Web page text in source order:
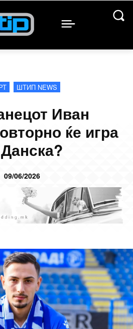
ШТИП NEWS
Иван
ќе игра
09/06/2026